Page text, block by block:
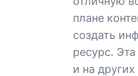
плане
создать
ресурс.
и на